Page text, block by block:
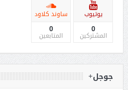
يوتيوب
0
المشتركين
ساوند كلاود
0
المتابعين
جوجل+